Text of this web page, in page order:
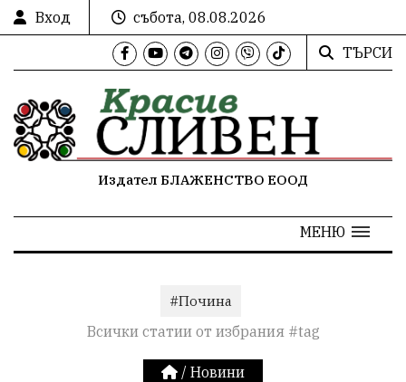
Вход
събота, 08.08.2026
ТЪРСИ
Издател БЛАЖЕНСТВО ЕООД
МЕНЮ
#Почина
Всички статии от избрания #tag
/ Новини